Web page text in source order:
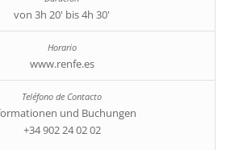
von 3h 20' bis 4h 30'
www.renfe.es
und Buchungen
+34 902 24 02 02